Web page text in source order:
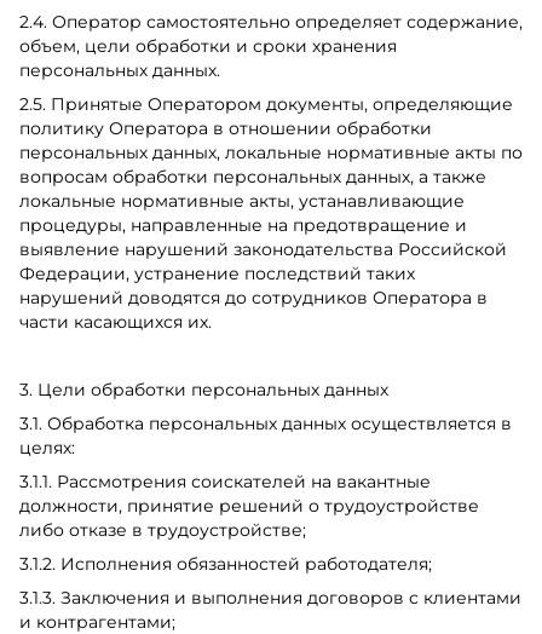
2.4. Оператор самостоятельно определяет содержание,
объем, цели обработки и сроки хранения
персональных данных.
2.5. Принятые Оператором документы, определяющие
политику Оператора в отношении обработки
персональных данных, локальные нормативные акты по
вопросам обработки персональных данных, а также
локальные нормативные акты, устанавливающие
процедуры, направленные на предотвращение и
выявление нарушений законодательства Российской
Федерации, устранение последствий таких
нарушений доводятся до сотрудников Оператора в
части касающихся их.
3. Цели обработки персональных данных
3.1. Обработка персональных данных осуществляется в
целях:
3.1.1. Рассмотрения соискателей на вакантные
должности, принятие решений о трудоустройстве
либо отказе в трудоустройстве;
3.1.2. Исполнения обязанностей работодателя;
3.1.3. Заключения и выполнения договоров с клиентами
и контрагентами;